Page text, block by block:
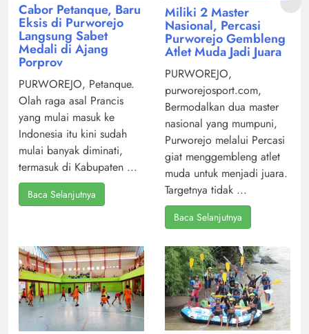
Cabor Petanque, Baru
Eksis di Purworejo
Langsung Sabet
Medali di Ajang
Porprov
PURWOREJO, Petanque.
Olah raga asal Prancis
yang mulai masuk ke
Indonesia itu kini sudah
mulai banyak diminati,
termasuk di Kabupaten ...
Baca Selanjutnya
Miliki 2 Master
Nasional, Percasi
Purworejo Gembleng
Atlet Muda Jadi Juara
PURWOREJO,
purworejosport.com,
Bermodalkan dua master
nasional yang mumpuni,
Purworejo melalui Percasi
giat menggembleng atlet
muda untuk menjadi juara.
Targetnya tidak ...
Baca Selanjutnya